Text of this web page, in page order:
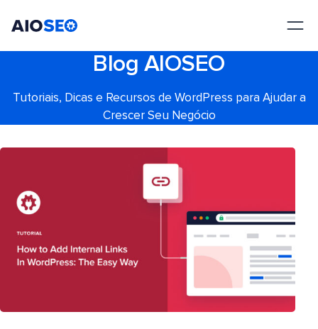
Blog AIOSEO
Tutoriais, Dicas e Recursos de WordPress para Ajudar a
Crescer Seu Negócio